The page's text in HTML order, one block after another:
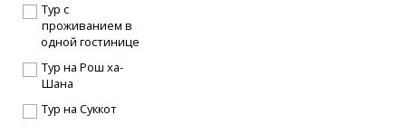
Тур с
проживанием в
одной гостинице
Тур на Рош ха-
Шана
Тур на Суккот